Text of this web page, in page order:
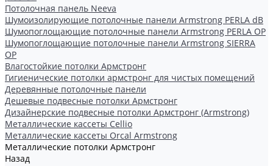
Потолочная панель Neeva
Шумоизолирующие потолочные панели Armstrong PERLA dB
Шумопоглощающие потолочные панели Armstrong PERLA OP
Шумопоглощающие потолочные панели Armstrong SIERRA
OP
Влагостойкие потолки Армстронг
Гигиенические потолки армстронг для чистых помещений
Деревянные потолочные панели
Дешевые подвесные потолки Армстронг
Дизайнерские подвесные потолки Армстронг (Armstrong)
Металлические кассеты Cellio
Металлические кассеты Orcal Armstrong
Металлические потолки Армстронг
Назад